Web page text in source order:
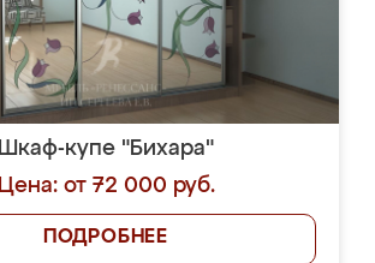
Шкаф-купе "Бихара"
Цена: от 72 000 руб.
ПОДРОБНЕЕ